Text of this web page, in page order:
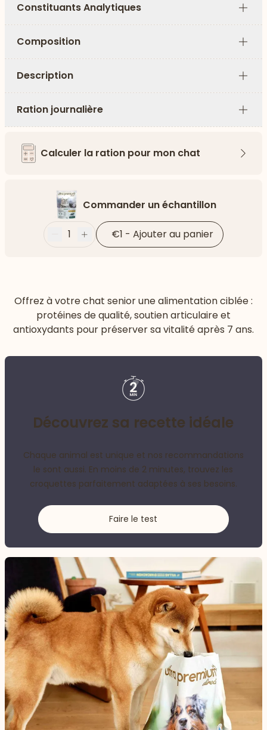
Constituants Analytiques
Plus
Composition
Plus
Description
Plus
Ration journalière
Plus
Calculer la ration pour mon chat
Commander un échantillon
Moins
1 Plus €1 - Ajouter au panier
Offrez à votre chat senior une alimentation ciblée :
protéines de qualité, soutien articulaire et
antioxydants pour préserver sa vitalité après 7 ans.
Découvrez sa recette idéale
Chaque animal est unique et nos recommandations
le sont aussi. En moins de 2 minutes, trouvez les
croquettes parfaitement adaptées à ses besoins.
Faire le test